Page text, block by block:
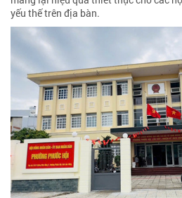
yếu thế trên địa bàn.